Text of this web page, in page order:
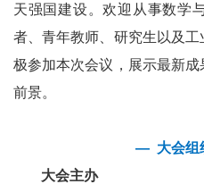
天强国建设。欢迎从事数学
者、青年教师、研究生以及
极参加本次会议，展示最新
前景。
— 大会组
大会主办